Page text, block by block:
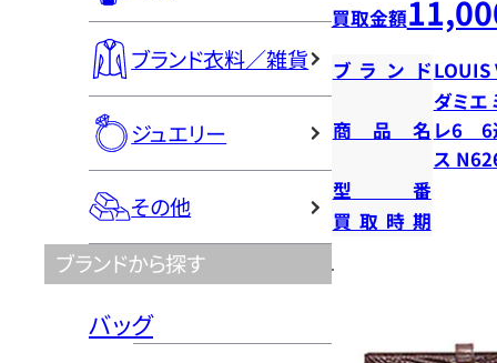
ブランド衣料／雑貨
ジュエリー
その他
ブランドから探す
バッグ
買取金額
ブランドLOUIS
商品名
ダミエ
レ6 6
ス
型番
買取時期